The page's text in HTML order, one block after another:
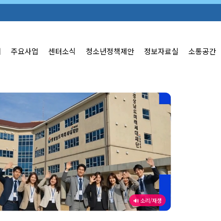
주요사업 센터소식 청소년정책제안 정보자료실 소통공간
🔊 소리/재생